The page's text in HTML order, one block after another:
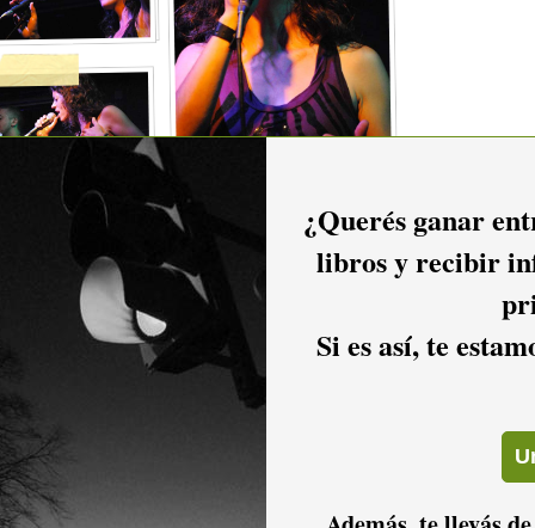
¿Querés ganar
libros y recibir
Si es así, te